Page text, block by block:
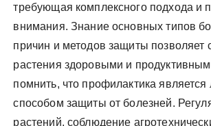
требующая комплексного подхода и
внимания. Знание основных типов
причин и методов защиты позволяет
растения здоровыми и
помнить, что профилактика
способом защиты от болезней.
растений, соблюдение